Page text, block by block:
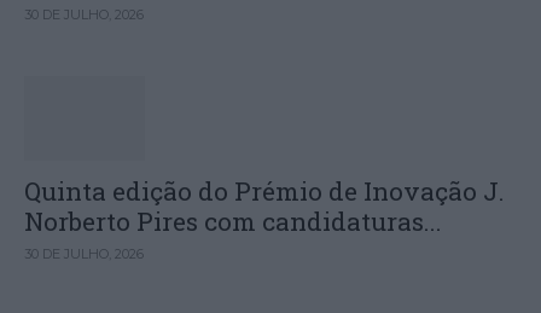
30 DE JULHO, 2026
Quinta edição do Prémio de Inovação J.
Norberto Pires com candidaturas...
30 DE JULHO, 2026